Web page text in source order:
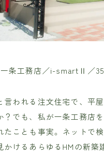
条工務店／i-smartⅡ／35
言われる注文住宅で、平
？でも、私が一条工務店
ことも事実。ネットで
けるあらゆるHMの新築